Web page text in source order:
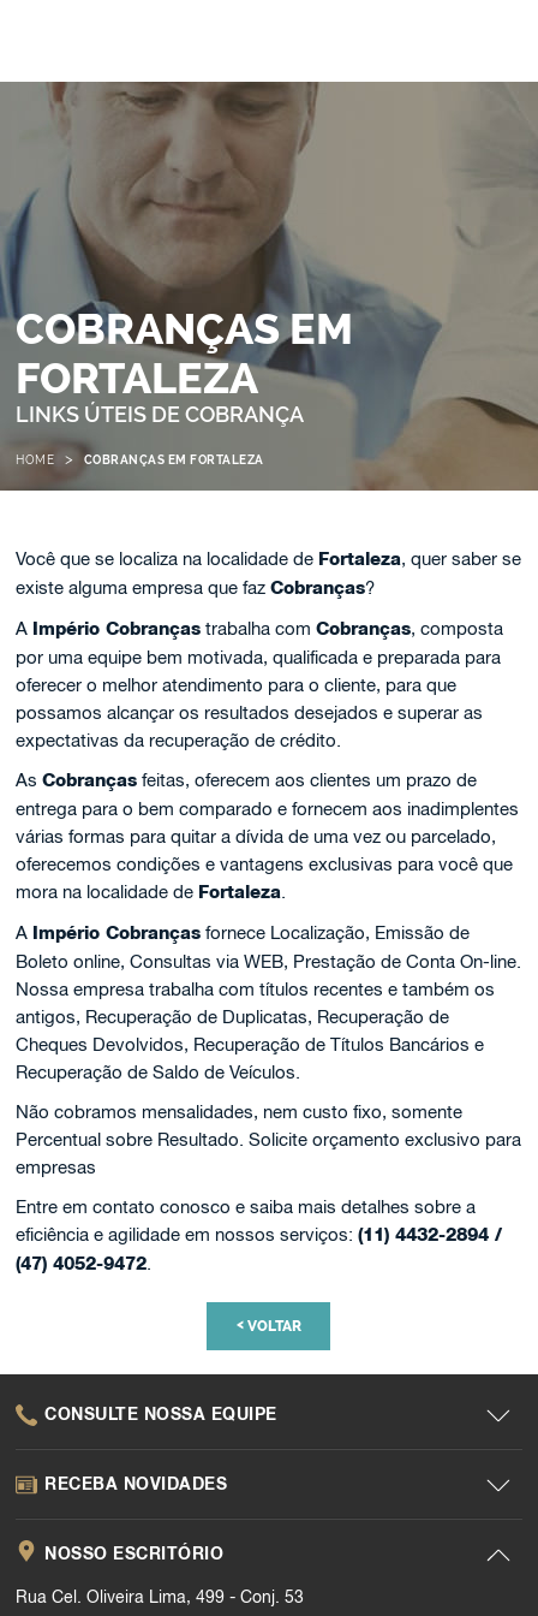
COBRANÇAS EM
FORTALEZA
LINKS ÚTEIS DE COBRANÇA
HOME > COBRANÇAS EM FORTALEZA
Você que se localiza na localidade de Fortaleza, quer saber se
existe alguma empresa que fazCobranças?
A Império Cobranças trabalha comCobranças, composta
por uma equipe bem motivada, qualificada e preparada para
oferecer o melhor atendimento para o cliente, para que
possamos alcançar os resultados desejados e superar as
expectativas da recuperação de crédito.
AsCobranças feitas, oferecem aos clientes um prazo de
entrega para o bem comparado e fornecem aos inadimplentes
várias formas para quitar a dívida de uma vez ou parcelado,
oferecemos condições e vantagens exclusivas para você que
mora na localidade de Fortaleza.
A Império Cobranças fornece Localização, Emissão de
Boleto online, Consultas via WEB, Prestação de Conta On-line.
Nossa empresa trabalha com títulos recentes e também os
antigos, Recuperação de Duplicatas, Recuperação de
Cheques Devolvidos, Recuperação de Títulos Bancários e
Recuperação de Saldo de Veículos.
Não cobramos mensalidades, nem custo fixo, somente
Percentual sobre Resultado. Solicite orçamento exclusivo para
empresas
Entre em contato conosco e saiba mais detalhes sobre a
eficiência e agilidade em nossos serviços:(11) 4432-2894 /
(47) 4052-9472.
<VOLTAR
CONSULTE NOSSA EQUIPE
RECEBA NOVIDADES
NOSSO ESCRITÓRIO
Rua Cel. Oliveira Lima, 499 - Conj. 53